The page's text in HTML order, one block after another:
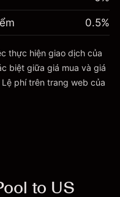
~
Lệ phí
0.5%
thực hiện giao dịch của
biệt giữa giá mua và giá
Lệ phítrên trang web của
to US